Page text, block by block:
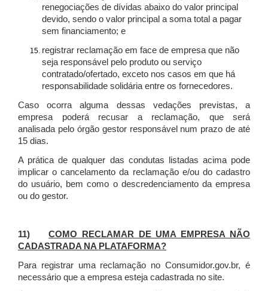
renegociações de dívidas abaixo do valor principal
devido, sendo o valor principal a soma total a pagar
sem financiamento; e
registrar reclamação em face de empresa que não
seja responsável pelo produto ou serviço
contratado/ofertado, exceto nos casos em que há
responsabilidade solidária entre os fornecedores.
Caso ocorra alguma dessas vedações previstas, a
empresa poderá recusar a reclamação, que será
analisada pelo órgão gestor responsável num prazo de até
15 dias.
A prática de qualquer das condutas listadas acima pode
implicar o cancelamento da reclamação e/ou do cadastro
do usuário, bem como o descredenciamento da empresa
ou do gestor.
11)COMO RECLAMAR DE UMA EMPRESA NÃO
CADASTRADA NA PLATAFORMA?
Para registrar uma reclamação no Consumidor.gov.br, é
necessário que a empresa esteja cadastrada no site.